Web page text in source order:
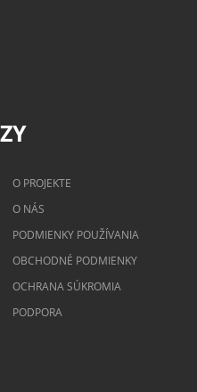
O PROJEKTE
O NÁS
PODMIENKY POUŽÍVANIA
OBCHODNÉ PODMIENKY
OCHRANA SÚKROMIA
PODPORA